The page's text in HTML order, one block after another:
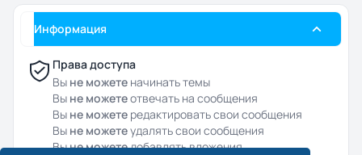
Информация
Права доступа
Вы не можете начинать темы
Вы не можетеотвечать на сообщения
Вы не можете редактировать свои сообщения
Вы не можетеудалять свои сообщения
Выне можетедобавлять вложения